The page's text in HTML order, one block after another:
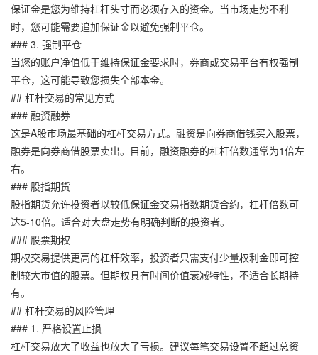
保证金是您为维持杠杆头寸而必须存入的资金。当市场走势不利
时，您可能需要追加保证金以避免强制平仓。
### 3. 强制平仓
当您的账户净值低于维持保证金要求时，券商或交易平台有权强制
平仓，这可能导致您损失全部本金。
## 杠杆交易的常见方式
### 融资融券
这是A股市场最基础的杠杆交易方式。融资是向券商借钱买入股票，
融券是向券商借股票卖出。目前，融资融券的杠杆倍数通常为1倍左
右。
### 股指期货
股指期货允许投资者以较低保证金交易指数期货合约，杠杆倍数可
达5-10倍。适合对大盘走势有明确判断的投资者。
### 股票期权
期权交易提供更高的杠杆效率，投资者只需支付少量权利金即可控
制较大市值的股票。但期权具有时间价值衰减特性，不适合长期持
有。
## 杠杆交易的风险管理
### 1. 严格设置止损
杠杆交易放大了收益也放大了亏损。建议每笔交易设置不超过总资